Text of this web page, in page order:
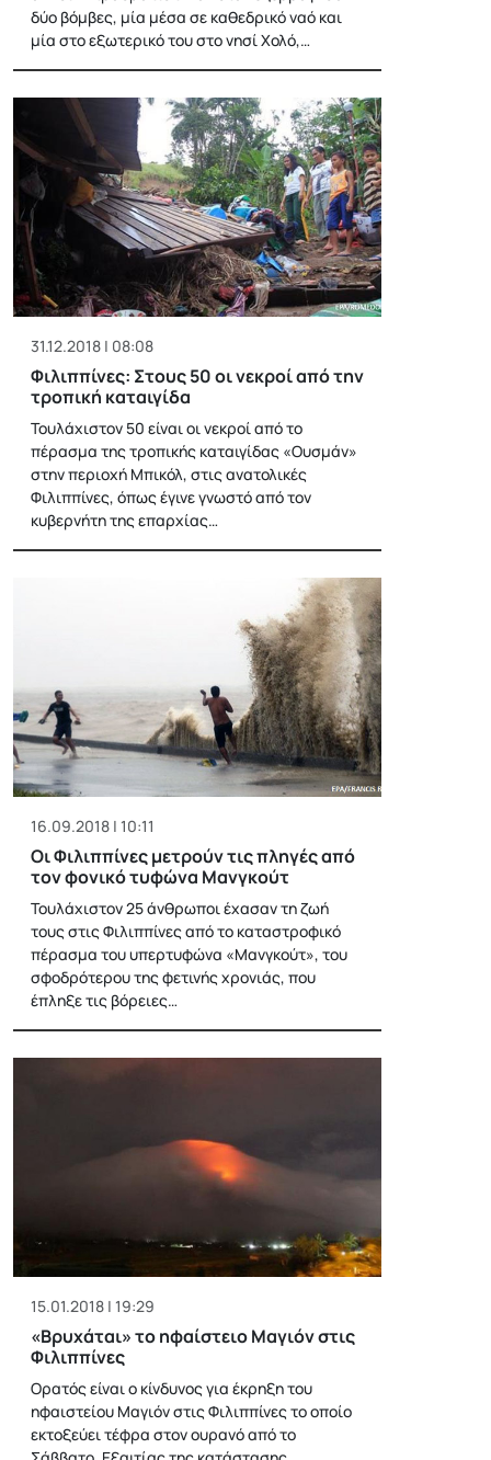
δύο βόμβες, μία μέσα σε καθεδρικό ναό και
μία στο εξωτερικό του στο νησί Χολό,…
31.12.2018 | 08:08
Φιλιππίνες: Στους 50 οι νεκροί από την
τροπική καταιγίδα
Τουλάχιστον 50 είναι οι νεκροί από το
πέρασμα της τροπικής καταιγίδας «Ουσμάν»
στην περιοχή Μπικόλ, στις ανατολικές
Φιλιππίνες, όπως έγινε γνωστό από τον
κυβερνήτη της επαρχίας…
16.09.2018 | 10:11
Οι Φιλιππίνες μετρούν τις πληγές από
τον φονικό τυφώνα Μανγκούτ
Τουλάχιστον 25 άνθρωποι έχασαν τη ζωή
τους στις Φιλιππίνες από το καταστροφικό
πέρασμα του υπερτυφώνα «Μανγκούτ», του
σφοδρότερου της φετινής χρονιάς, που
έπληξε τις βόρειες…
15.01.2018 | 19:29
«Βρυχάται» το ηφαίστειο Μαγιόν στις
Φιλιππίνες
Ορατός είναι ο κίνδυνος για έκρηξη του
ηφαιστείου Μαγιόν στις Φιλιππίνες το οποίο
εκτοξεύει τέφρα στον ουρανό από το